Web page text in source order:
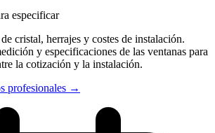
especificar
cristal, herrajes y costes de instalación.
y especificaciones de las ventanas para
la cotización y la instalación.
profesionales →